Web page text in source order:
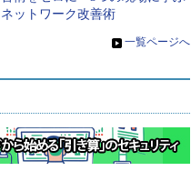
ネットワーク改善術
» 一覧ページへ